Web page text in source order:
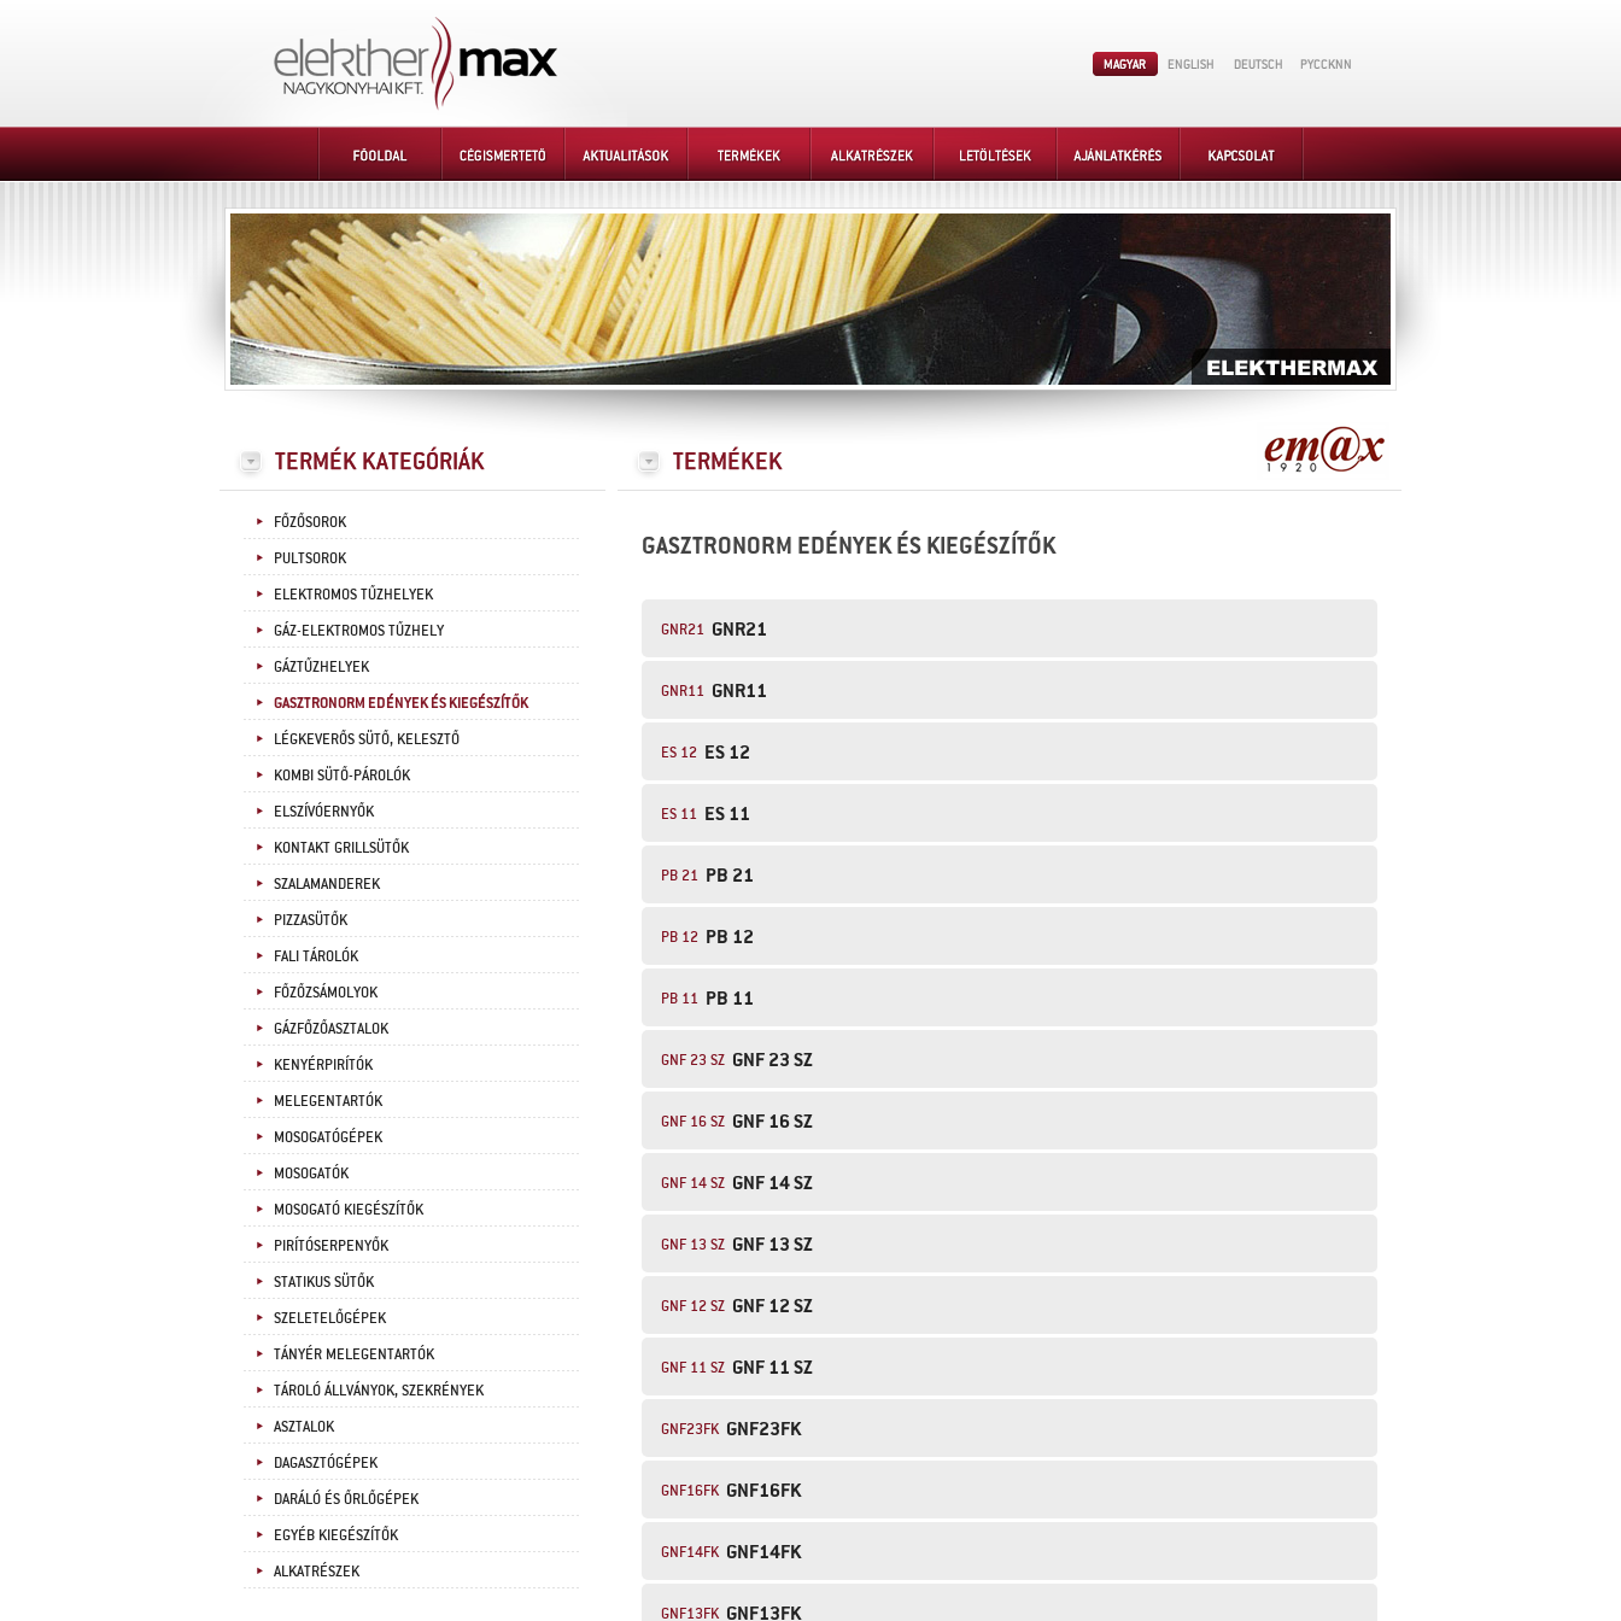
FŐZŐSOROK
PULTSOROK
ELEKTROMOS TŰZHELYEK
GÁZ-ELEKTROMOS TŰZHELY
GÁZTŰZHELYEK
GASZTRONORM EDÉNYEK ÉS KIEGÉSZÍTŐK
LÉGKEVERŐS SÜTŐ, KELESZTŐ
KOMBI SÜTŐ-PÁROLÓK
ELSZÍVÓERNYŐK
KONTAKT GRILLSÜTŐK
SZALAMANDEREK
PIZZASÜTŐK
FALI TÁROLÓK
FŐZŐZSÁMOLYOK
GÁZFŐZŐASZTALOK
KENYÉRPIRÍTÓK
MELEGENTARTÓK
MOSOGATÓGÉPEK
MOSOGATÓK
MOSOGATÓ KIEGÉSZÍTŐK
PIRÍTÓSERPENYŐK
STATIKUS SÜTŐK
SZELETELŐGÉPEK
TÁNYÉR MELEGENTARTÓK
TÁROLÓ ÁLLVÁNYOK, SZEKRÉNYEK
ASZTALOK
DAGASZTÓGÉPEK
DARÁLÓ ÉS ŐRLŐGÉPEK
EGYÉB KIEGÉSZÍTŐK
ALKATRÉSZEK
GASZTRONORM EDÉNYEK ÉS KIEGÉSZÍTŐK
GNR21 GNR21
GNR11 GNR11
ES 12 ES 12
ES 11 ES 11
PB 21 PB 21
PB 12 PB 12
PB 11 PB 11
GNF 23 SZ GNF 23 SZ
GNF 16 SZ GNF 16 SZ
GNF 14 SZ GNF 14 SZ
GNF 13 SZ GNF 13 SZ
GNF 12 SZ GNF 12 SZ
GNF 11 SZ GNF 11 SZ
GNF23FK GNF23FK
GNF16FK GNF16FK
GNF14FK GNF14FK
GNF13FK GNF13FK